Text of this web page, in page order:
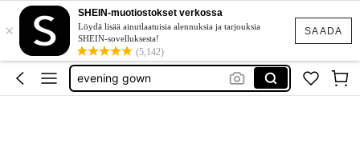
SAADA
×
SHEIN-muotiostokset verkossa
Löydä lisää ainutlaatuisia alennuksia ja tarjouksia
SHEIN-sovelluksesta!
(5,142)
goth clothing
unice
evening gown